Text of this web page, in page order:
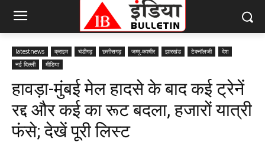
latestnews क्राइम चंडीगढ़ छत्तीसगढ़ जम्मू-कश्मीर झारखंड टेक्नॉलजी
देश
नई दिल्ली
मीडिया
हावड़ा-मुंबई मेल हादसे के बाद कई ट्रेनें
रद्द और कई का रूट बदला, हजारों यात्री
फंसे; देखें पूरी लिस्ट